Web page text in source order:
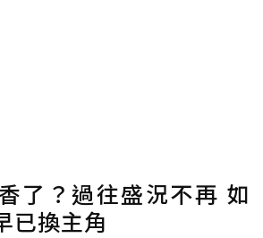
了？過往盛況不再 如
已換主角